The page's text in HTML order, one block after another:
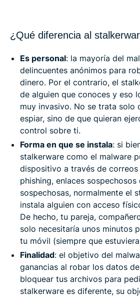
¿Qué diferencia al
Es personal: la mayoría del
delincuentes anónimos para
dinero. Por el contrario, el
de alguien que conoces y eso
muy invasivo. No se trata solo
espiar, sino de que quieran
control sobre ti.
Forma en que se instala: si
stalkerware como el malware
dispositivo a través de
phishing, enlaces sospechosos
sospechosas, normalmente el
instala alguien con acceso
De hecho, tu pareja,
solo necesitaría unos minutos
tu móvil (siempre que
Finalidad: el objetivo del
ganancias al robar los datos
bloquear tus archivos para
stalkerware es diferente, su